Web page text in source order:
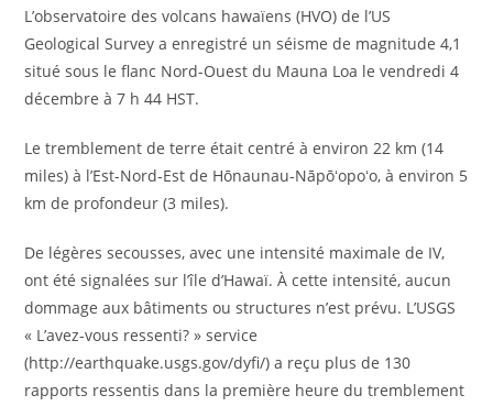
L’observatoire des volcans hawaïens (HVO) de l’US
Geological Survey a enregistré un séisme de magnitude 4,1
situé sous le flanc Nord-Ouest du Mauna Loa le vendredi 4
décembre à 7 h 44 HST.
Le tremblement de terre était centré à environ 22 km (14
miles) à l’Est-Nord-Est de Hōnaunau-Nāpōʻopoʻo, à environ 5
km de profondeur (3 miles).
De légères secousses, avec une intensité maximale de IV,
ont été signalées sur l’île d’Hawaï. À cette intensité, aucun
dommage aux bâtiments ou structures n’est prévu. L’USGS
« L’avez-vous ressenti? » service
(http://earthquake.usgs.gov/dyfi/) a reçu plus de 130
rapports ressentis dans la première heure du tremblement